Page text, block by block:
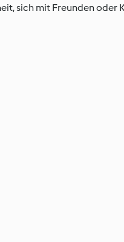
sich mit Freunden oder